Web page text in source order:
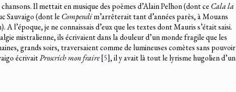
Il mettait en musique des poèmes d’Alain Pelhon (dont ce Cala la
Sauvaigo (dont le Compendim’arrêterait tant d’années parès, à Mouans
A l’époque, je ne connaissais d’eux que les textes dont Mauris s’était saisi.
mistralienne, ils écrivaient dans la douleur d’un monde fragile que les
grands soirs, traversaient comme de lumineuses comètes sans pouvoir
écrivaitProscrich mon fraire[5], il y avait là tout le lyrisme hugolien d’un